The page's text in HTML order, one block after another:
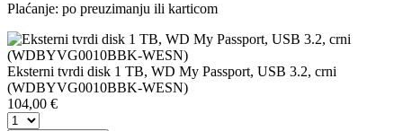
Plaćanje: po preuzimanju ili karticom
Eksterni tvrdi disk 1 TB, WD My Passport, USB 3.2, crni
(WDBYVG0010BBK-WESN)
104,00 €